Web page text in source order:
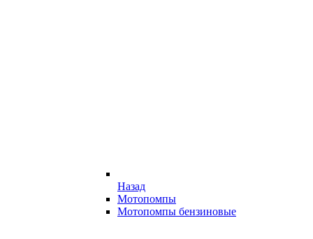
Назад
Мотопомпы
Мотопомпы бензиновые